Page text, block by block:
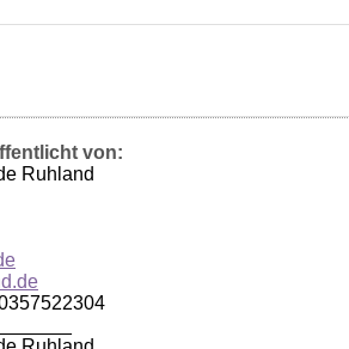
von:
Ruhland